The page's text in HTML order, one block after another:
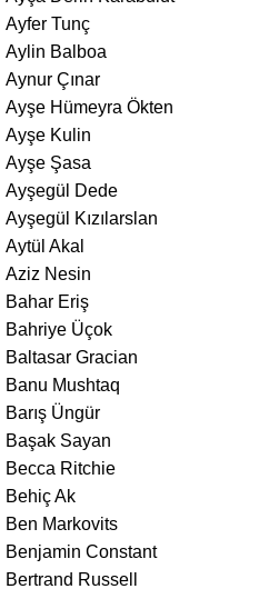
Ayfer Tunç
Aylin Balboa
Aynur Çınar
Ayşe Hümeyra Ökten
Ayşe Kulin
Ayşe Şasa
Ayşegül Dede
Ayşegül Kızılarslan
Aytül Akal
Aziz Nesin
Bahar Eriş
Bahriye Üçok
Baltasar Gracian
Banu Mushtaq
Barış Üngür
Başak Sayan
Becca Ritchie
Behiç Ak
Ben Markovits
Benjamin Constant
Bertrand Russell